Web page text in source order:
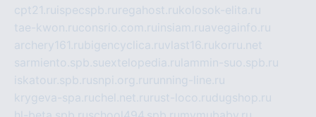
cpt21.ru ispecspb.ru regahost.rukolosok-elita.ru
tae-kwon.ruconsrio.com.ru insiam.ruavegainfo.ru
archery161.rubigencyclica.ruvlast16.rukorru.net
sarmiento.spb.suextelopedia.ru lammin-suo.spb.ru
iskatour.spb.rusnpi.org.ru running-line.ru
krygeva-spa.ruchel.net.ru rust-loco.rudugshop.ru